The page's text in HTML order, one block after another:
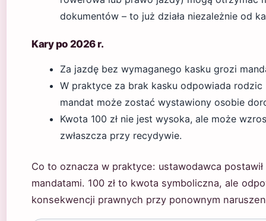
dokumentów – to już działa niezależnie od
Kary po 2026 r.
Za jazdę bez wymaganego kasku grozi
W praktyce za brak kasku odpowiada
mandat może zostać wystawiony osobie
Kwota 100 zł nie jest wysoka, ale może
zwłaszcza przy recydywie.
Co to oznacza w praktyce: ustawodawca
mandatami. 100 zł to kwota symboliczna, ale
konsekwencji prawnych przy ponownym